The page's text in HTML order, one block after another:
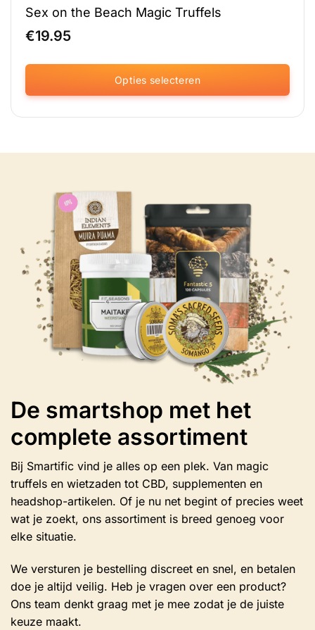
Sex on the Beach Magic Truffels
€19.95
Opties selecteren
Dit
product
worden
op
de
productpagina
De smartshop met het
complete assortiment
Bij Smartific vind je alles op een plek. Van magic
truffels en wietzaden tot CBD, supplementen en
headshop-artikelen. Of je nu net begint of precies weet
wat je zoekt, ons assortiment is breed genoeg voor
elke situatie.
We versturen je bestelling discreet en snel, en betalen
doe je altijd veilig. Heb je vragen over een product?
Ons team denkt graag met je mee zodat je de juiste
keuze maakt.